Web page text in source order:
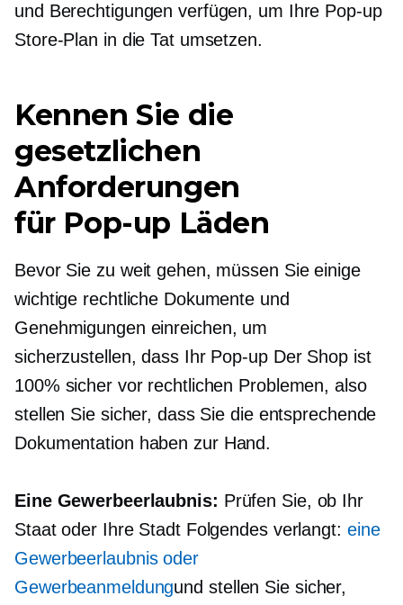
und Berechtigungen verfügen, um Ihre Pop-up
Store-Plan in die Tat umsetzen.
Kennen Sie die
gesetzlichen
Anforderungen
für Pop-up Läden
Bevor Sie zu weit gehen, müssen Sie einige
wichtige rechtliche Dokumente und
Genehmigungen einreichen, um
sicherzustellen, dass Ihr Pop-upDer Shop ist
100% sicher vor rechtlichen Problemen, also
stellen Sie sicher, dass Sie die entsprechende
Dokumentation haben zur Hand.
Eine Gewerbeerlaubnis: Prüfen Sie, ob Ihr
Staat oder Ihre Stadt Folgendes verlangt: eine
Gewerbeerlaubnis oder
Gewerbeanmeldungund stellen Sie sicher,